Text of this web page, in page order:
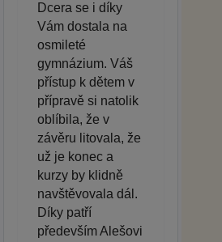
Dcera se i díky
Vám dostala na
osmileté
gymnázium. Váš
přístup k dětem v
přípravě si natolik
oblíbila, že v
závěru litovala, že
už je konec a
kurzy by klidně
navštěvovala dál.
Díky patří
především Alešovi